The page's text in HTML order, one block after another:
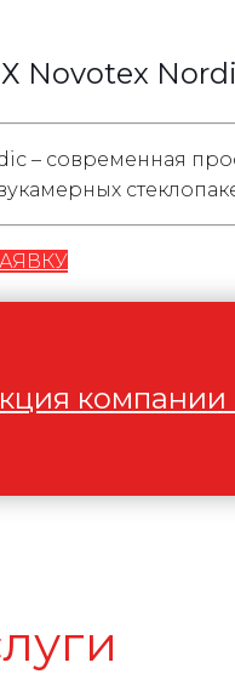
Novotex
– современная